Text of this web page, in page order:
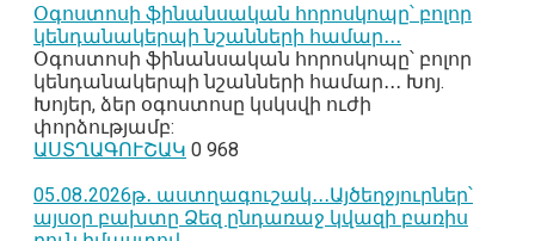
Օգոստոսի ֆինանսական հորոսկոպը՝ բոլոր
կենդանակերպի նշանների համար․․․
Օգոստոսի ֆինանսական հորոսկոպը՝ բոլոր
կենդանակերպի նշանների համար․․․ Խոյ.
Խոյեր, ձեր օգոստոսը կսկսվի ուժի
փորձությամբ:
ԱՍՏՂԱԳՈՒՇԱԿ 0 968
05․08․2026թ․ աստղագուշակ․․․Այծեղջյուրներ՝
այսօր բախտը Ձեզ ընդառաջ կվազի բառիս